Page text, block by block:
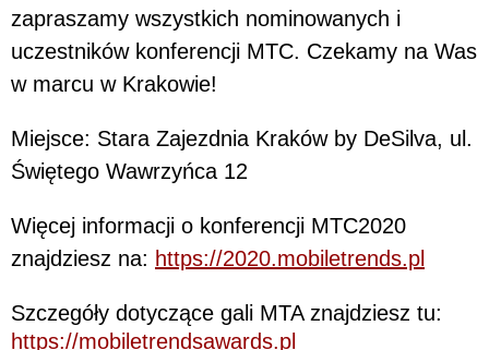
zapraszamy wszystkich nominowanych i
uczestników konferencji MTC. Czekamy na Was
w marcu w Krakowie!
Miejsce: Stara Zajezdnia Kraków by DeSilva, ul.
Świętego Wawrzyńca 12
Więcej informacji o konferencji MTC2020
znajdziesz na: https://2020.mobiletrends.pl
Szczegóły dotyczące gali MTA znajdziesz tu:
https://mobiletrendsawards.pl